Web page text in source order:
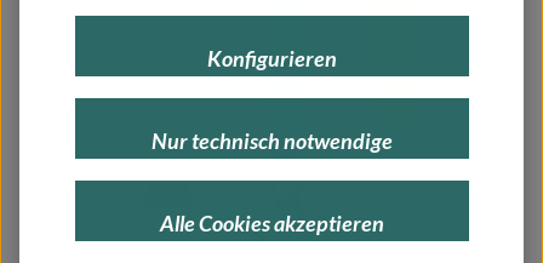
Alle Cookies akzeptieren
Konfigurieren
Nur technisch notwendige